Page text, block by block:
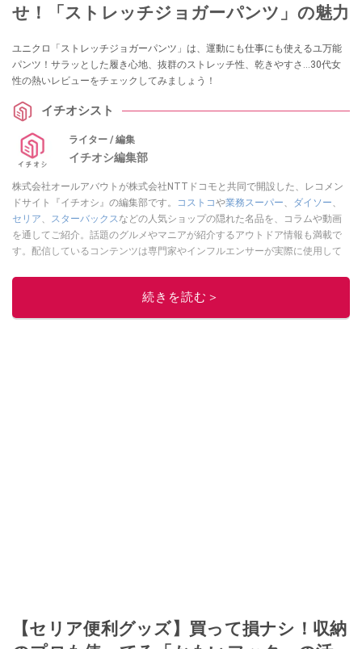
せ！「ストレッチジョガーパンツ」の魅力
ユニクロ「ストレッチジョガーパンツ」は、運動にも仕事にも使えるユ万能
パンツ！サラッとした履き心地、抜群のストレッチ性、乾きやすさ…30代女
性の熱いレビューをチェックしてみましょう！
イチオシスト
ライター / 編集
イチオシ編集部
株式会社オールアバウトが株式会社NTTドコモと共同で開設した、レコメン
ドサイト『イチオシ』の編集部です。
コストコや業務スーパー ダイソー
セリア
スターバックス などの人気ショップの隠れた名品を、コラムや動画
を通してご紹介。話題のグルメやマニアが紹介するアウトドア情報も満載で
す。配信しているコンテンツは専門家やインフルエンサーが実際に使用して
ニュースでフォロー
続きを読む＞
【セリア便利グッズ】買って損ナシ！収納